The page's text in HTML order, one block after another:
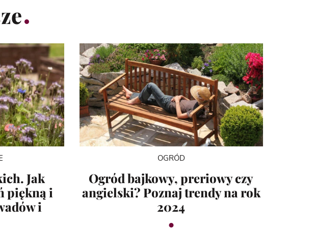
Jak
piękną i
i
OGRÓD
Ogród bajkowy, preriowy czy
angielski? Poznaj trendy na rok
2024